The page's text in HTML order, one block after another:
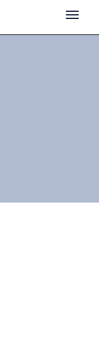
Toggle